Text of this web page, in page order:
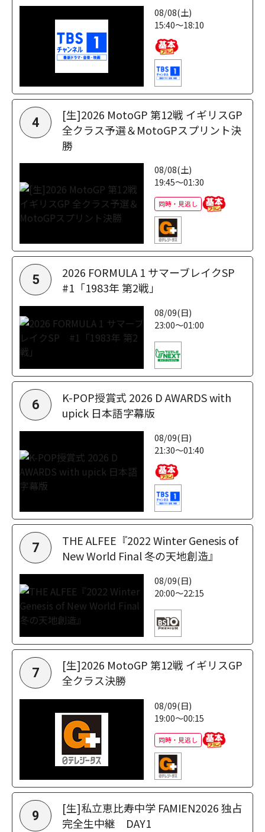
08/08(土)
15:40～18:10
4
[生]2026 MotoGP 第12戦 イギリスGP
全クラス予選＆MotoGPスプリント決
勝
08/08(土)
19:45～01:30
同時・見逃し
5
2026 FORMULA 1 サマーブレイクSP
#1「1983年 第2戦」
08/09(日)
23:00～01:00
6
K-POP授賞式 2026 D AWARDS with
upick 日本語字幕版
08/09(日)
21:30～01:40
7
THE ALFEE『2022 Winter Genesis of
New World Final 冬の天地創造』
08/09(日)
20:00～22:15
7
[生]2026 MotoGP 第12戦 イギリスGP
全クラス決勝
08/09(日)
19:00～00:15
同時・見逃し
9
[生]私立恵比寿中学 FAMIEN2026 独占
完全生中継 DAY1